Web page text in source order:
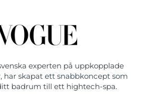
experten på uppkopplade
har skapat ett snabbkoncept som
badrum till ett hightech-spa.